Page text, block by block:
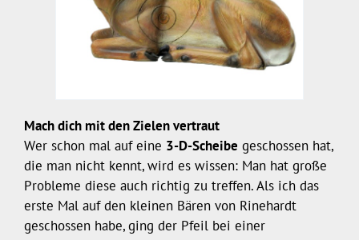
Mach dich mit den Zielen vertraut
Wer schon mal auf eine 3-D-Scheibe geschossen hat,
die man nicht kennt, wird es wissen: Man hat große
Probleme diese auch richtig zu treffen. Als ich das
erste Mal auf den kleinen Bären von Rinehardt
geschossen habe, ging der Pfeil bei einer